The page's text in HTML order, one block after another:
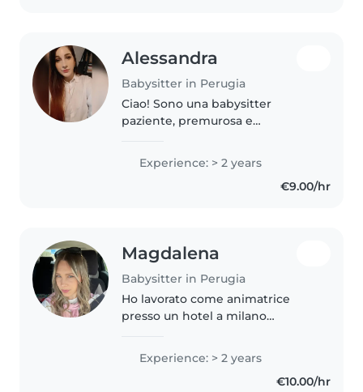
Alessandra
Babysitter in Perugia
Ciao! Sono una babysitter
paziente, premurosa e
esperienza con bambini della
scuola materna, elementari e
adolescenti. Ho fatto anche per
Experience: > 2 years
€9.00/hr
Magdalena
Babysitter in Perugia
Ho lavorato come animatrice
presso un hotel a milano
passando tutto il giorno con un
sacco di bambini e adolescenti.
Ho inoltre sempre dato una
Experience: > 2 years
€10.00/hr